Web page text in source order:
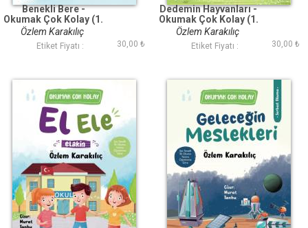
Benekli Bere -
Okumak Çok Kolay (1.
Sınıf)
Özlem Karakılıç
Etiket Fiyatı : 30,00 ₺
Dedemin Hayvanları -
Okumak Çok Kolay (1.
Sınıf)
Özlem Karakılıç
Etiket Fiyatı : 30,00 ₺